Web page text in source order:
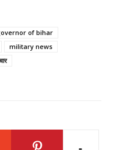
of bihar
military news